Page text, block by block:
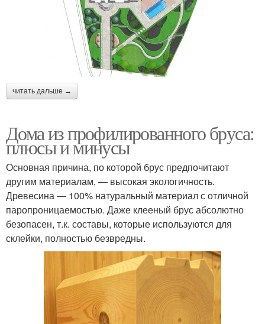
читать дальше →
Дома из профилированного бруса:
плюсы и минусы
Основная причина, по которой брус предпочитают
другим материалам, — высокая экологичность.
Древесина — 100% натуральный материал с отличной
паропроницаемостью. Даже клееный брус абсолютно
безопасен, т.к. составы, которые используются для
склейки, полностью безвредны.